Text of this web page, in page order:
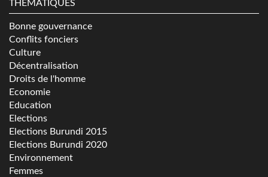
THÉMATIQUES
Bonne gouvernance
Conflits fonciers
Culture
Décentralisation
Droits de l'homme
Economie
Education
Elections
Elections Burundi 2015
Elections Burundi 2020
Environnement
Femmes